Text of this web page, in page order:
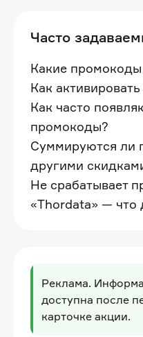
Часто
Какие
Как
Как часто
промокоды?
Суммируются ли
другими
Не срабатывает
«Thordata» — что
Реклама.
доступна после
карточке акции.